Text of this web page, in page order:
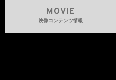
MOVIE
映像コンテンツ情報